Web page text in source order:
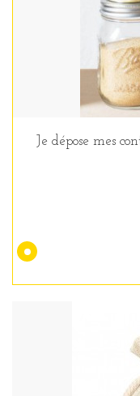
Je dépose mes